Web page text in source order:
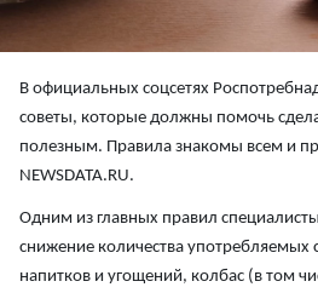
В официальных соцсетях
советы, которые должны помочь
полезным. Правила знакомы всем и
NEWSDATA.RU.
Одним из главных правил
снижение количества употребляемых
напитков и угощений, колбас (в том